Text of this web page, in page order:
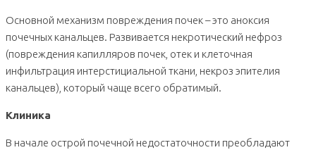
Основной механизм повреждения почек – это аноксия
почечных канальцев. Развивается некротический нефроз
(повреждения капилляров почек, отек и клеточная
инфильтрация интерстициальной ткани, некроз эпителия
канальцев), который чаще всего обратимый.
Клиника
В начале острой почечной недостаточности преобладают